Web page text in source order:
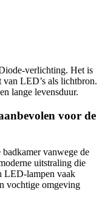
verlichting. Het is
LED’s als lichtbron.
lange levensduur.
voor de
vanwege de
uitstraling die
LED-lampen vaak
vochtige omgeving